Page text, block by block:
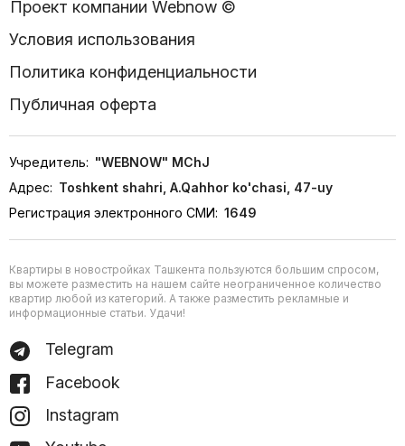
Проект компании Webnow ©
Условия использования
Политика конфиденциальности
Публичная оферта
Учредитель: "WEBNOW" MChJ
Адрес: Toshkent shahri, A.Qahhor ko'chasi, 47-uy
Регистрация электронного СМИ: 1649
Квартиры в новостройках Ташкента пользуются большим спросом,
вы можете разместить на нашем сайте неограниченное количество
квартир любой из категорий. А также разместить рекламные и
информационные статьи. Удачи!
Telegram
Facebook
Instagram